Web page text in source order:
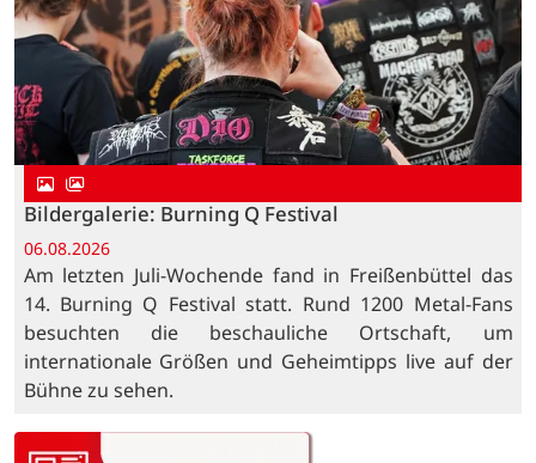
Bildergalerie: Burning Q Festival
06.08.2026
Am letzten Juli-Wochende fand in Freißenbüttel das
14. Burning Q Festival statt. Rund 1200 Metal-Fans
besuchten die beschauliche Ortschaft, um
internationale Größen und Geheimtipps live auf der
Bühne zu sehen.